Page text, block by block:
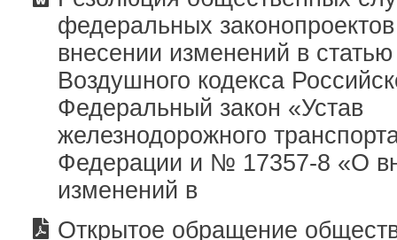
федеральных
внесении изменений в
Воздушного кодекса
Федеральный закон «Устав
железнодорожного
Федерации и № 17357-8 «О
изменений в
Открытое обращение